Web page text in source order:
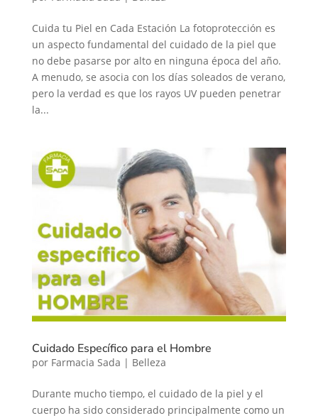
Cuida tu Piel en Cada Estación La fotoprotección es
un aspecto fundamental del cuidado de la piel que
no debe pasarse por alto en ninguna época del año.
A menudo, se asocia con los días soleados de verano,
pero la verdad es que los rayos UV pueden penetrar
la...
Cuidado Específico para el Hombre
por Farmacia Sada | Belleza
Durante mucho tiempo, el cuidado de la piel y el
cuerpo ha sido considerado principalmente como un